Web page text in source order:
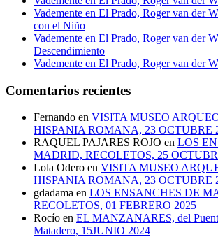
Vademente en El Prado, Roger van der
con el Niño
Vademente en El Prado, Roger van der
Descendimiento
Vademente en El Prado, Roger van der
Comentarios recientes
Fernando en VISITA MUSEO
HISPANIA ROMANA, 23 OCTUBRE
RAQUEL PAJARES ROJO en LOS
MADRID, RECOLETOS, 25
Lola Odero en VISITA MUSEO
HISPANIA ROMANA, 23 OCTUBRE
gdadama en LOS ENSANCHES DE
RECOLETOS, 01 FEBRERO 2025
Rocío en EL MANZANARES, del
Matadero, 15JUNIO 2024